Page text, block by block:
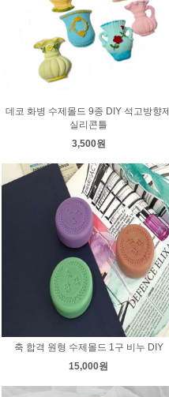
데코 화병 수제몰드 9종 DIY 석고방향제
실리콘틀
3,500원
축 합격 원형 수제몰드 1구 비누 DIY
15,000원